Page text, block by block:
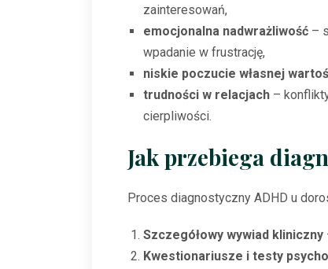
zainteresowań,
emocjonalna nadwrażliwość –
wpadanie w frustrację,
niskie poczucie własnej
trudności w relacjach –
cierpliwości.
Jak przebiega
Proces diagnostyczny ADHD u
Szczegółowy wywiad kliniczny
Kwestionariusze i testy